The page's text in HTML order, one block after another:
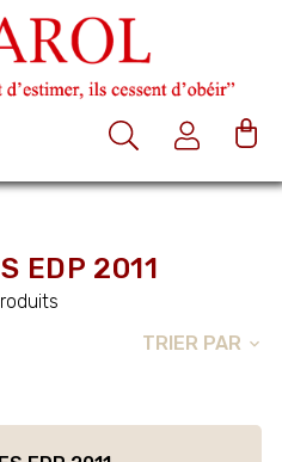
EDP 2011
TRIER PAR expand_more